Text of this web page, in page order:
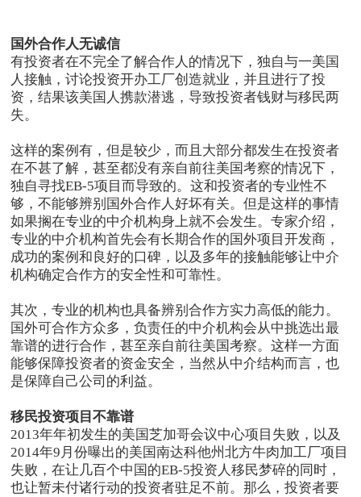
国外合作人无诚信
有投资者在不完全了解合作人的情况下，独自与一美国
人接触，讨论投资开办工厂创造就业，并且进行了投
资，结果该美国人携款潜逃，导致投资者钱财与移民两
失。
这样的案例有，但是较少，而且大部分都发生在投资者
在不甚了解，甚至都没有亲自前往美国考察的情况下，
独自寻找EB-5项目而导致的。这和投资者的专业性不
够，不能够辨别国外合作人好坏有关。但是这样的事情
如果搁在专业的中介机构身上就不会发生。专家介绍，
专业的中介机构首先会有长期合作的国外项目开发商，
成功的案例和良好的口碑，以及多年的接触能够让中介
机构确定合作方的安全性和可靠性。
其次，专业的机构也具备辨别合作方实力高低的能力。
国外可合作方众多，负责任的中介机构会从中挑选出最
靠谱的进行合作，甚至亲自前往美国考察。这样一方面
能够保障投资者的资金安全，当然从中介结构而言，也
是保障自己公司的利益。
移民投资项目不靠谱
2013年年初发生的美国芝加哥会议中心项目失败，以及
2014年9月份曝出的美国南达科他州北方牛肉加工厂项目
失败，在让几百个中国的EB-5投资人移民梦碎的同时，
也让暂未付诸行动的投资者驻足不前。那么，投资者要